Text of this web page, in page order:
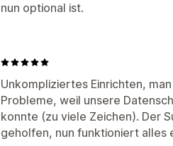
nun optional ist.
Unkompliziertes Einrichten,
Probleme, weil unsere
konnte (zu viele Zeichen). Der
geholfen, nun funktioniert alles